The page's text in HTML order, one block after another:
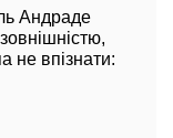
Андраде
не впізнати: